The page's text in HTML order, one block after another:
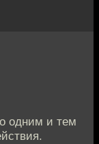
одним и тем